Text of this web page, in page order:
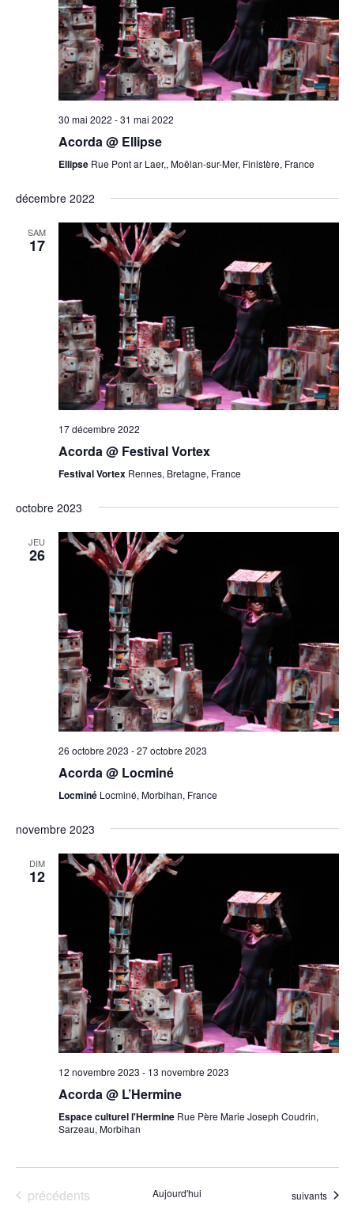
30 mai 2022 -31 mai 2022
Acorda @ Ellipse
Ellipse Rue Pont ar Laer,, Moëlan-sur-Mer, Finistère, France
décembre 2022
SAM
17
17 décembre 2022
Acorda @ Festival Vortex
Festival Vortex Rennes, Bretagne, France
octobre 2023
JEU
26
26 octobre 2023 -27 octobre 2023
Acorda @ Locminé
Locminé Locminé, Morbihan, France
novembre 2023
DIM
12
12 novembre 2023 - 13 novembre 2023
Acorda @ L’Hermine
Espace culturel l'Hermine Rue Père Marie Joseph Coudrin,
Sarzeau, Morbihan
Évènements
précédents Aujourd'hui Évènements
suivants